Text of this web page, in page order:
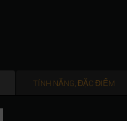
TÍNH NĂNG, ĐẶC ĐIỂM